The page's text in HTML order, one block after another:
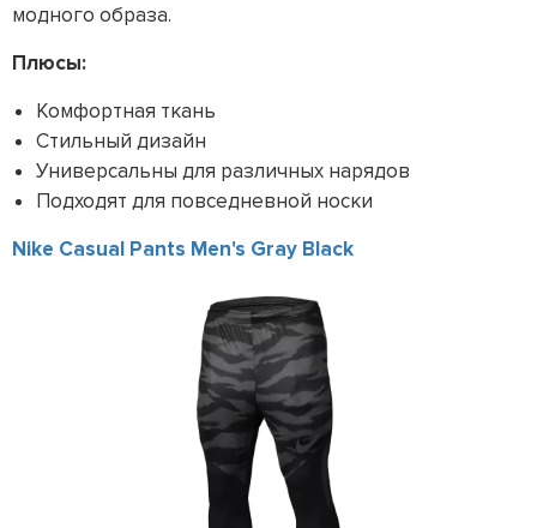
модного образа.
Плюсы:
Комфортная ткань
Стильный дизайн
Универсальны для различных нарядов
Подходят для повседневной носки
Nike Casual Pants Men's Gray Black